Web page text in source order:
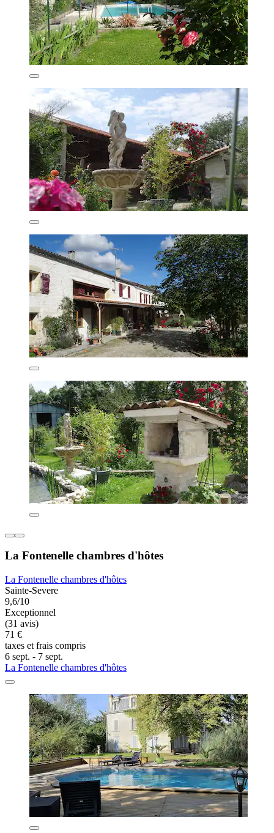
La Fontenelle chambres d'hôtes
La Fontenelle chambres d'hôtes
Sainte-Severe
9,6/10
Exceptionnel
(31 avis)
71 €
taxes et frais compris
6 sept. - 7 sept.
La Fontenelle chambres d'hôtes